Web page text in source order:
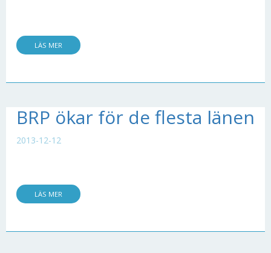
LÄS MER
BRP ökar för de flesta länen
2013-12-12
LÄS MER